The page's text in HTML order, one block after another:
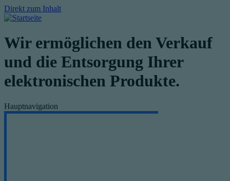
Direkt zum Inhalt
Wir ermöglichen den Verkauf
und die Entsorgung Ihrer
elektronischen Produkte.
Hauptnavigation